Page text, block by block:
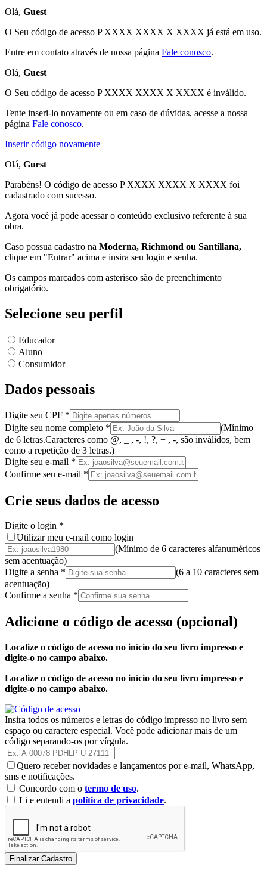
Olá, Guest
O Seu código de acesso P XXXX XXXX X XXXX já está em uso.
Entre em contato através de nossa página Fale conosco.
Olá, Guest
O Seu código de acesso P XXXX XXXX X XXXX é inválido.
Tente inseri-lo novamente ou em caso de dúvidas, acesse a nossa
página Fale conosco.
Inserir código novamente
Olá, Guest
Parabéns! O código de acesso P XXXX XXXX X XXXX foi
cadastrado com sucesso.
Agora você já pode acessar o conteúdo exclusivo referente à sua
obra.
Caso possua cadastro na Moderna, Richmond ou Santillana,
clique em "Entrar" acima e insira seu login e senha.
Os campos marcados com asterisco são de preenchimento
obrigatório.
Selecione seu perfil
Educador
Aluno
Consumidor
Dados pessoais
Digite seu CPF *
Digite seu nome completo * (Mínimo
de 6 letras.Caracteres como @, _ , -, !, ?, + , -, são inválidos, bem
como a repetição de 3 letras.)
Digite seu e-mail *
Confirme seu e-mail *
Crie seus dados de acesso
Digite o login *
Utilizar meu e-mail como login
(Mínimo de 6 caracteres alfanuméricos
sem acentuação)
Digite a senha * (6 a 10 caracteres sem
acentuação)
Confirme a senha *
Adicione o código de acesso (opcional)
Localize o código de acesso no início do seu livro impresso e
digite-o no campo abaixo.
Localize o código de acesso no início do seu livro impresso e
digite-o no campo abaixo.
Insira todos os números e letras do código impresso no livro sem
espaço ou caractere especial. Você pode adicionar mais de um
código separando-os por vírgula.
Quero receber novidades e lançamentos por e-mail, WhatsApp,
sms e notificações.
Concordo com o termo de uso.
Li e entendi a política de privacidade.